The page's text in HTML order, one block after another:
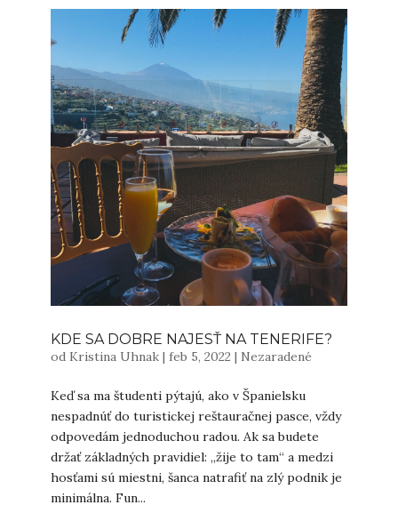
KDE SA DOBRE NAJESŤ NA TENERIFE?
od Kristina Uhnak| feb 5, 2022 | Nezaradené
Keď sa ma študenti pýtajú, ako v Španielsku
nespadnúť do turistickej reštauračnej pasce, vždy
odpovedám jednoduchou radou. Ak sa budete
držať základných pravidiel: „žije to tam“ a medzi
hosťami sú miestni, šanca natrafiť na zlý podnik je
minimálna. Fun...